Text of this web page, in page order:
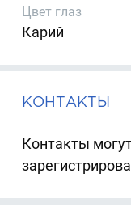
Цвет глаз
Карий
КОНТАКТЫ
Контакты